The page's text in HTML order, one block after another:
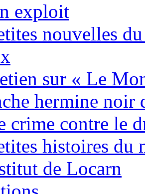
exploit
nouvelles
sur « Le
hermine noir
crime contre le
histoires du
de Locarn